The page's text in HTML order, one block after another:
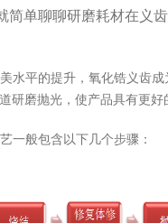
简单聊聊研磨耗材在义
水平的提升，氧化锆义齿
研磨抛光，使产品具有更好
一般包含以下几个步骤：